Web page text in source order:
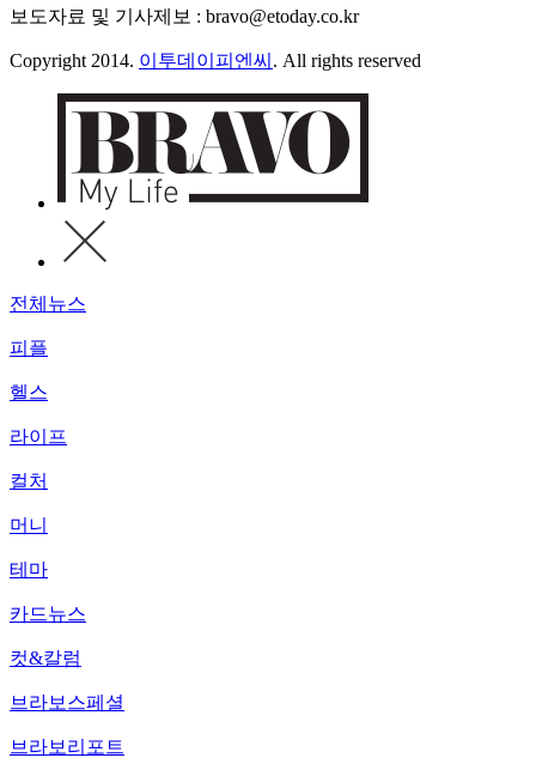
보도자료 및 기사제보 : bravo@etoday.co.kr
Copyright 2014. 이투데이피엔씨 . All rights reserved
전체뉴스
피플
헬스
라이프
컬처
머니
테마
카드뉴스
컷&칼럼
브라보스페셜
브라보리포트